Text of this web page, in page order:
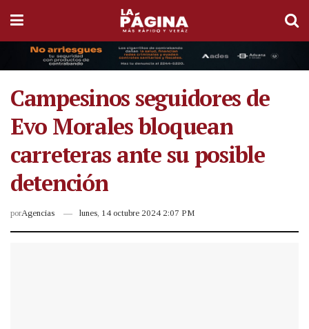
Campesinos seguidores de
Evo Morales bloquean
carreteras ante su posible
detención
porAgencias lunes, 14 octubre 2024 2:07 PM